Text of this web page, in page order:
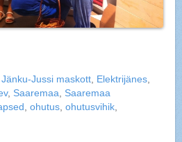
Jänku-Jussi maskott, Elektrijänes,
, Saaremaa, Saaremaa
,ohutus,ohutusvihik,